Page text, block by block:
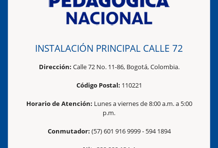
INSTALACIÓN PRINCIPAL CALLE 72
Dirección: Calle 72 No. 11-86, Bogotá, Colombia.
Código Postal: 110221
Horario de Atención: Lunes a viernes de 8:00 a.m. a 5:00
p.m.
Conmutador: (57) 601 916 9999 - 594 1894